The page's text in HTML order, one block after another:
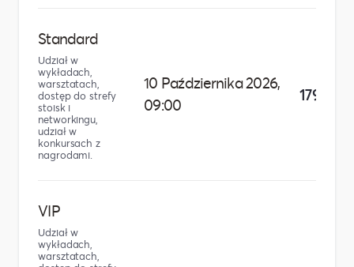
Standard
Udział w
wykładach,
warsztatach,
dostęp do strefy
stoisk i
networkingu,
udział w
konkursach z
nagrodami.
10 Października 2026,
09:00
179,00
VIP
Udział w
wykładach,
warsztatach,